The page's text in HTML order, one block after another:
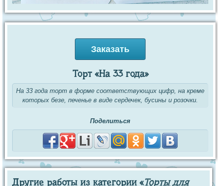
Заказать
Торт «На 33 года»
На 33 года торт в форме соответствующих цифр, на креме
которых безе, печенье в виде сердечек, бусины и розочки.
Поделиться
Другие работы из категории «Торты для